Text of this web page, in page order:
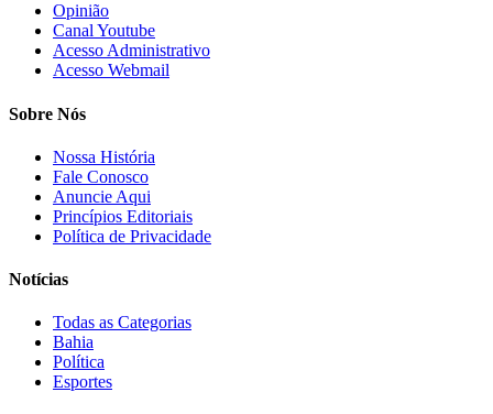
Opinião
Canal Youtube
Acesso Administrativo
Acesso Webmail
Sobre Nós
Nossa História
Fale Conosco
Anuncie Aqui
Princípios Editoriais
Política de Privacidade
Notícias
Todas as Categorias
Bahia
Política
Esportes